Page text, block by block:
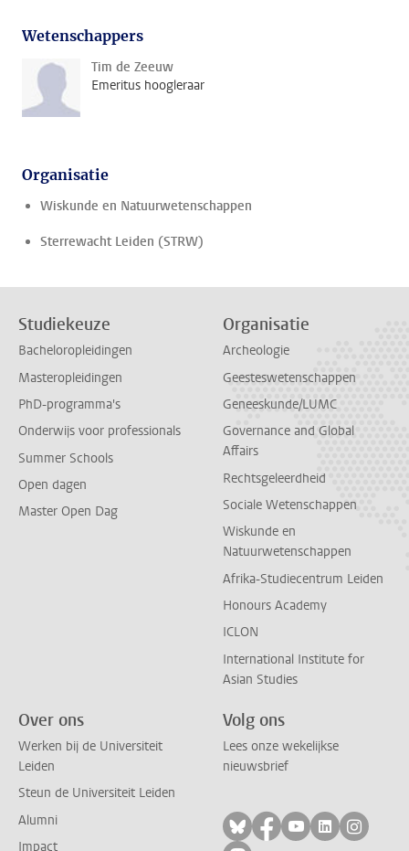
Wetenschappers
Tim de Zeeuw
Emeritus hoogleraar
Organisatie
Wiskunde en Natuurwetenschappen
Sterrewacht Leiden (STRW)
Studiekeuze
Bacheloropleidingen
Masteropleidingen
PhD-programma's
Onderwijs voor professionals
Summer Schools
Open dagen
Master Open Dag
Organisatie
Archeologie
Geesteswetenschappen
Geneeskunde/LUMC
Governance and Global
Affairs
Rechtsgeleerdheid
Sociale Wetenschappen
Wiskunde en
Natuurwetenschappen
Afrika-Studiecentrum Leiden
Honours Academy
ICLON
International Institute for
Asian Studies
Over ons
Werken bij de Universiteit
Leiden
Steun de Universiteit Leiden
Alumni
Impact
Volg ons
Lees onze wekelijkse
nieuwsbrief
Volg ons op bluesky
Volg ons op
Volg ons op
Volg ons
Volg